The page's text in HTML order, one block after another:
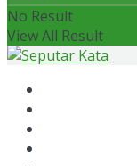
No Result
View All Result